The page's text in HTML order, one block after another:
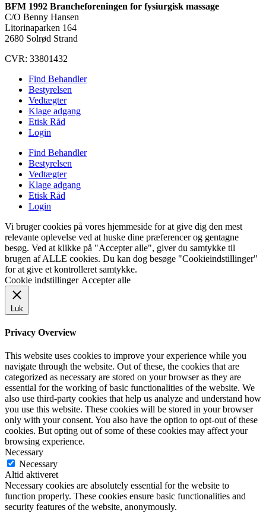
BFM 1992 Brancheforeningen for fysiurgisk massage
C/O Benny Hansen
Litorinaparken 164
2680 Solrød Strand
CVR: 33801432
Find Behandler
Bestyrelsen
Vedtægter
Klage adgang
Etisk Råd
Login
Find Behandler
Bestyrelsen
Vedtægter
Klage adgang
Etisk Råd
Login
Vi bruger cookies på vores hjemmeside for at give dig den mest
relevante oplevelse ved at huske dine præferencer og gentagne
besøg. Ved at klikke på "Accepter alle", giver du samtykke til
brugen af ALLE cookies. Du kan dog besøge "Cookieindstillinger"
for at give et kontrolleret samtykke.
Cookie indstillinger Accepter alle
Luk
Privacy Overview
This website uses cookies to improve your experience while you
navigate through the website. Out of these, the cookies that are
categorized as necessary are stored on your browser as they are
essential for the working of basic functionalities of the website. We
also use third-party cookies that help us analyze and understand how
you use this website. These cookies will be stored in your browser
only with your consent. You also have the option to opt-out of these
cookies. But opting out of some of these cookies may affect your
browsing experience.
Necessary
Necessary
Altid aktiveret
Necessary cookies are absolutely essential for the website to
function properly. These cookies ensure basic functionalities and
security features of the website, anonymously.